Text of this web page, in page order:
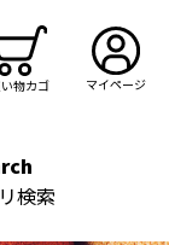
物カゴ マイページ
検索